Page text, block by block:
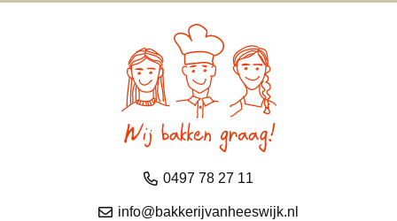
0497 78 27 11
info@bakkerijvanheeswijk.nl